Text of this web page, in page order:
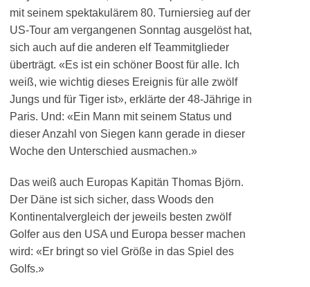
mit seinem spektakulärem 80. Turniersieg auf der
US-Tour am vergangenen Sonntag ausgelöst hat,
sich auch auf die anderen elf Teammitglieder
überträgt. «Es ist ein schöner Boost für alle. Ich
weiß, wie wichtig dieses Ereignis für alle zwölf
Jungs und für Tiger ist», erklärte der 48-Jährige in
Paris. Und: «Ein Mann mit seinem Status und
dieser Anzahl von Siegen kann gerade in dieser
Woche den Unterschied ausmachen.»
Das weiß auch Europas Kapitän Thomas Björn.
Der Däne ist sich sicher, dass Woods den
Kontinentalvergleich der jeweils besten zwölf
Golfer aus den USA und Europa besser machen
wird: «Er bringt so viel Größe in das Spiel des
Golfs.»